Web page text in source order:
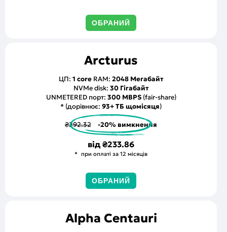
ОБРАНИЙ
Arcturus
ЦП: 1 coreRAM: 2048 Мегабайт
NVMe disk: 30 Гігабайт
UNMETERED порт: 300 MBPS(fair-share)
* (дорівнює: 93+ ТБ щомісяця)
₴292.32 -20% вимкнення
від ₴233.86
при оплаті за 12 місяців
ОБРАНИЙ
Alpha Centauri